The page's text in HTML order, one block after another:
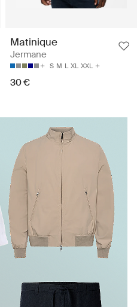
Matinique
Jermane
S M L XL XXL
30 €